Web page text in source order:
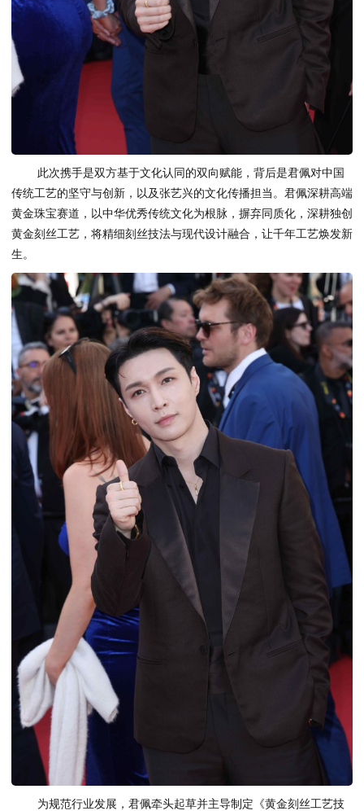
此次携手是双方基于文化认同的双向赋能，背后是君佩对中国
传统工艺的坚守与创新，以及张艺兴的文化传播担当。君佩深耕高端
黄金珠宝赛道，以中华优秀传统文化为根脉，摒弃同质化，深耕独创
黄金刻丝工艺，将精细刻丝技法与现代设计融合，让千年工艺焕发新
生。
为规范行业发展，君佩牵头起草并主导制定《黄金刻丝工艺技